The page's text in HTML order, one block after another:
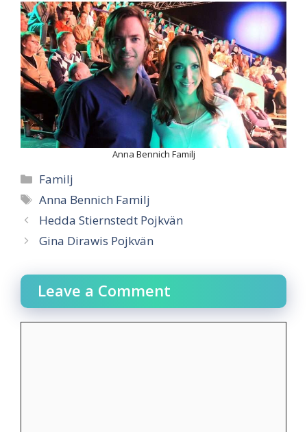
Anna Bennich Familj
Categories
Familj
Tags
Anna Bennich Familj
Hedda Stiernstedt Pojkvän
Gina Dirawis Pojkvän
Leave a Comment